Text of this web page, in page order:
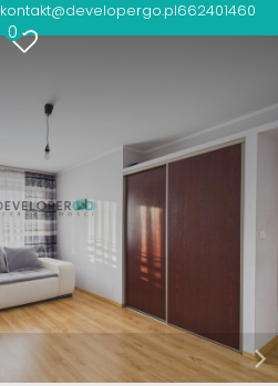
kontakt@developergo.pl662401460
0